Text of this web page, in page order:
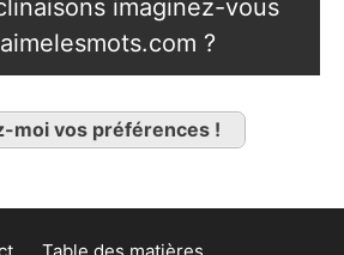
imaginez-vous
?
moi vos préférences !
Table des matières